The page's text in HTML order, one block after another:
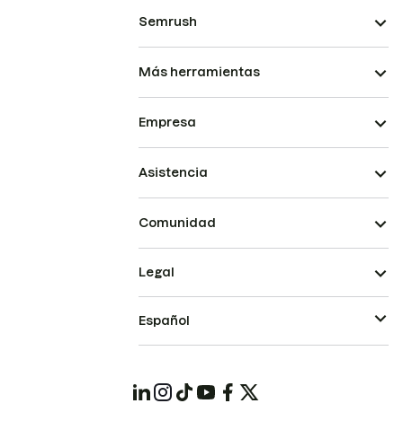
Semrush
Más herramientas
Empresa
Asistencia
Comunidad
Legal
Español